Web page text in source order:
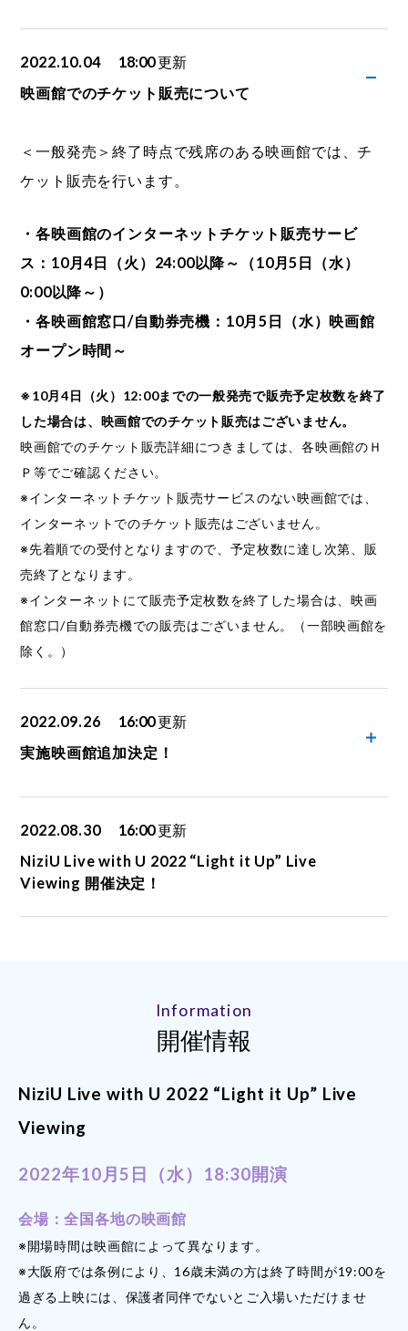
2022.10.04 18:00更新
映画館でのチケット販売について
＜一般発売＞終了時点で残席のある映画館では、チ
ケット販売を行います。
・各映画館のインターネットチケット販売サービ
ス：10月4日（火）24:00以降～（10月5日（水）
0:00以降～）
・各映画館窓口/自動券売機：10月5日（水）映画館
オープン時間～
※10月4日（火）12:00までの一般発売で販売予定枚数を終了
した場合は、映画館でのチケット販売はございません。
映画館でのチケット販売詳細につきましては、各映画館のＨ
Ｐ等でご確認ください。
※インターネットチケット販売サービスのない映画館では、
インターネットでのチケット販売はございません。
※先着順での受付となりますので、予定枚数に達し次第、販
売終了となります。
※インターネットにて販売予定枚数を終了した場合は、映画
館窓口/自動券売機での販売はございません。（一部映画館を
除く。）
2022.09.26 16:00更新
実施映画館追加決定！
2022.08.30 16:00更新
NiziU Live with U 2022 “Light it Up” Live
Viewing 開催決定！
Information
開催情報
NiziU Live with U 2022 “Light it Up” Live
Viewing
2022年10月5日（水）18:30開演
会場：全国各地の映画館
※開場時間は映画館によって異なります。
※大阪府では条例により、16歳未満の方は終了時間が19:00を
過ぎる上映には、保護者同伴でないとご入場いただけませ
ん。